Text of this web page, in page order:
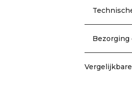
comfortabele
stijl en gemak.
gevoel geeft,